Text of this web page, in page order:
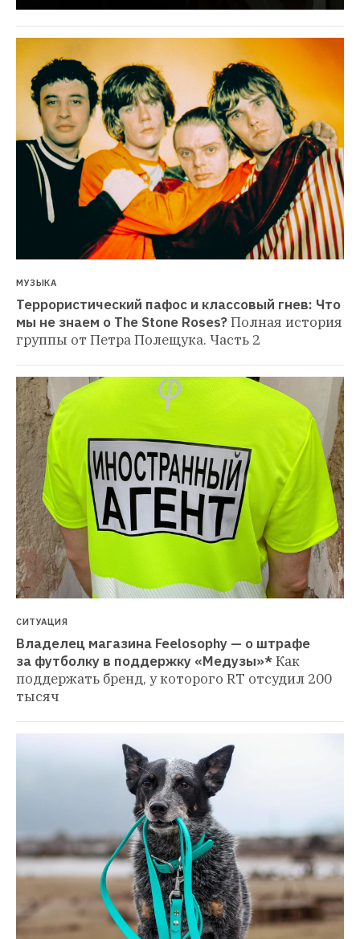
МУЗЫКА
Террористический пафос и классовый гнев: Что
мы не знаем о The Stone Roses?Полная история
группы от Петра Полещука. Часть 2
СИТУАЦИЯ
Владелец магазина Feelosophy — о штрафе
за футболку в поддержку «Медузы»*Как
поддержать бренд, у которого RT отсудил 200
тысяч